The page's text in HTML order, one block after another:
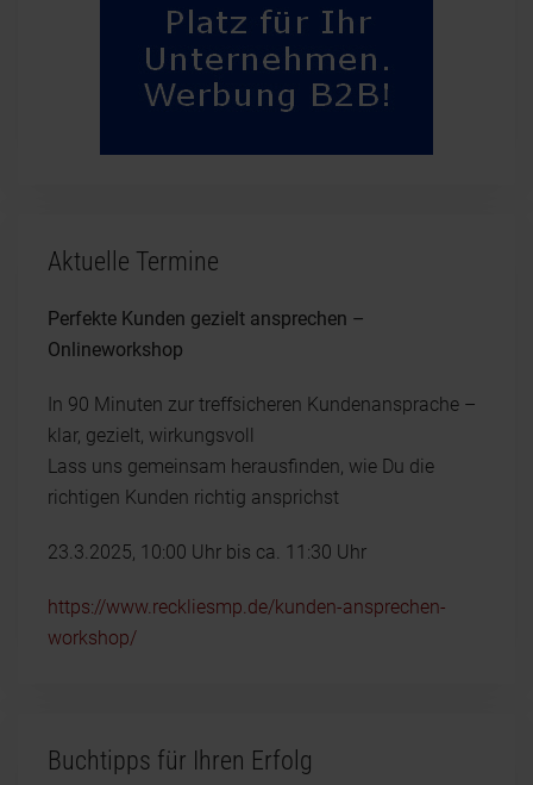
Aktuelle Termine
Perfekte Kunden gezielt ansprechen –
Onlineworkshop
In 90 Minuten zur treffsicheren Kundenansprache –
klar, gezielt, wirkungsvoll
Lass uns gemeinsam herausfinden, wie Du die
richtigen Kunden richtig ansprichst
23.3.2025, 10:00 Uhr bis ca. 11:30 Uhr
https://www.reckliesmp.de/kunden-ansprechen-
workshop/
Buchtipps für Ihren Erfolg